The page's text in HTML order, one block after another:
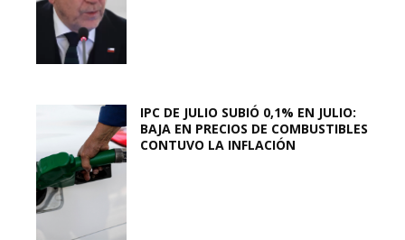
IPC DE JULIO SUBIÓ 0,1% EN JULIO:
BAJA EN PRECIOS DE COMBUSTIBLES
CONTUVO LA INFLACIÓN